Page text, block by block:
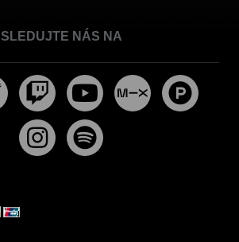
SLEDUJTE NÁS NA